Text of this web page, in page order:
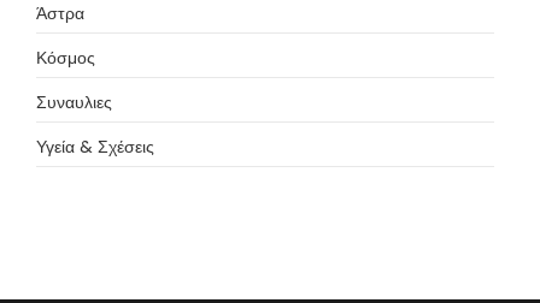
Άστρα
Κόσμος
Συναυλιες
Υγεία & Σχέσεις